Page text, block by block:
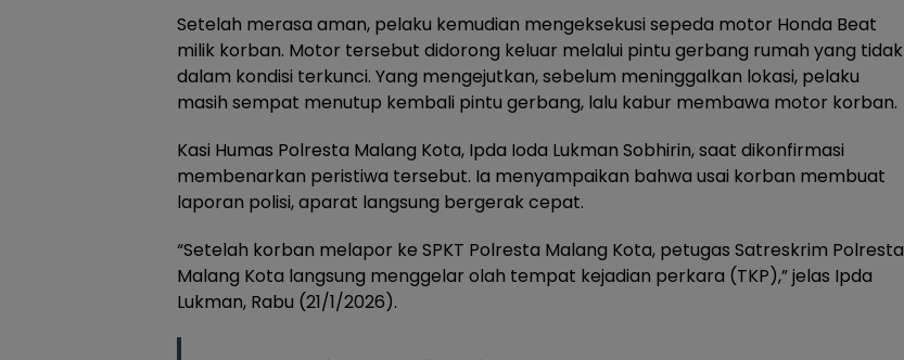
Setelah merasa aman, pelaku kemudian mengeksekusi sepeda motor Honda Beat
milik korban. Motor tersebut didorong keluar melalui pintu gerbang rumah yang tidak
dalam kondisi terkunci. Yang mengejutkan, sebelum meninggalkan lokasi, pelaku
masih sempat menutup kembali pintu gerbang, lalu kabur membawa motor korban.
Kasi Humas Polresta Malang Kota, Ipda Ioda Lukman Sobhirin, saat dikonfirmasi
membenarkan peristiwa tersebut. Ia menyampaikan bahwa usai korban membuat
laporan polisi, aparat langsung bergerak cepat.
“Setelah korban melapor ke SPKT Polresta Malang Kota, petugas Satreskrim Polresta
Malang Kota langsung menggelar olah tempat kejadian perkara (TKP),” jelas Ipda
Lukman, Rabu (21/1/2026).